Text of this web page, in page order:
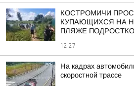
КОСТРОМИЧИ
КУПАЮЩИХСЯ НА
ПЛЯЖЕ
12:27
На кадрах
скоростной трассе